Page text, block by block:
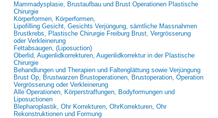
Mammadysplasie, Brustaufbau und Brust Operationen Plastische
Chirurgie
Körperformen, Körperformen,
Lipofilling Gesicht, Gesichts Verjüngung, sämtliche Massnahmen
Brustkrebs, Plastische Chirurgie Freiburg Brust, Vergrösserung
oder Verkleinerung
Fettabsaugen, (Liposuction)
Oberlid, Augenlidkorrekturen, Augenlidkorrektur in der Plastische
Chirurgie
Behandlungen und Therapien und Faltenglättung sowie Verjüngung
Brust Op, Brustwarzen Brustoperationen, Brustoperation, Operation
Vergrösserung oder Verkleinerung
Alle Operationen, Körperstraffungen, Bodyformungen und
Liposuctionen
Blepharoplastik, Ohr Korrekturen, OhrKorrekturen, Ohr
Rekonstruktionen und Formung